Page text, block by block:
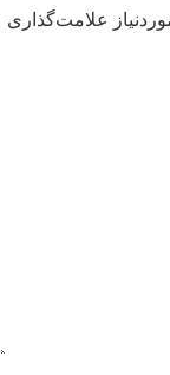
علامت‌گذاری